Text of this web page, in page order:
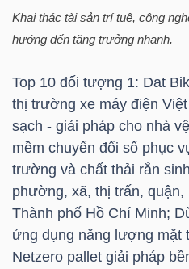
Khai thác tài sản trí tuệ, công
hướng đến tăng trưởng nhanh.
Top 10 đối tượng 1: Dat
thị trường xe máy điện
sạch - giải pháp cho nhà
mềm chuyển đổi số phục
trường và chất thải rắn
phường, xã, thị trấn, quận,
Thành phố Hồ Chí Minh;
ứng dụng năng lượng mặt
Netzero pallet giải pháp
NGHIỆP
CỔ
PHIẾU
PHÁI
SINH